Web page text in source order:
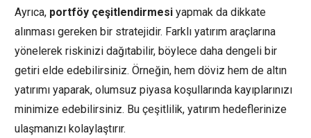
Ayrıca, portföy çeşitlendirmesi yapmak da dikkate
alınması gereken bir stratejidir. Farklı yatırım araçlarına
yönelerek riskinizi dağıtabilir, böylece daha dengeli bir
getiri elde edebilirsiniz. Örneğin, hem döviz hem de altın
yatırımı yaparak, olumsuz piyasa koşullarında kayıplarınızı
minimize edebilirsiniz. Bu çeşitlilik, yatırım hedeflerinize
ulaşmanızı kolaylaştırır.